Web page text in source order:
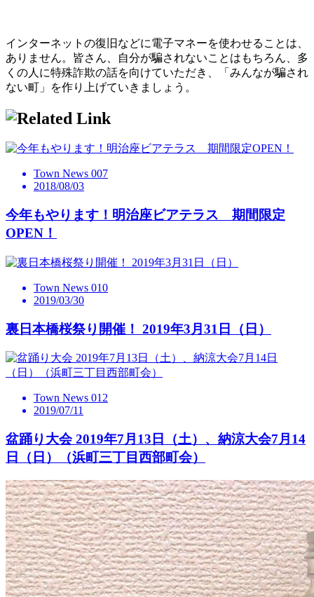
インターネットの復旧などに電子マネーを使わせることは、
ありません。皆さん、自分が騙されないことはもちろん、多
くの人に特殊詐欺の話を向けていただき、「みんなが騙され
ない町」を作り上げていきましょう。
Town News 007
2018/08/03
今年もやります！明治座ビアテラス 期間限定
OPEN！
Town News 010
2019/03/30
裏日本橋桜祭り開催！ 2019年3月31日（日）
Town News 012
2019/07/11
盆踊り大会 2019年7月13日（土）、納涼大会7月14
日（日）（浜町三丁目西部町会）